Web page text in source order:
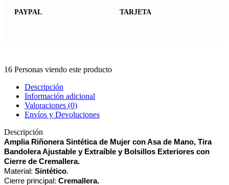
PAYPAL TARJETA
16 Personas viendo este producto
Descripción
Información adicional
Valoraciones (0)
Envíos y Devoluciones
Descripción
Amplia Riñonera Sintética de Mujer con Asa de Mano, Tira
Bandolera Ajustable y Extraíble y Bolsillos Exteriores con
Cierre de Cremallera.
Material: Sintético.
Cierre principal: Cremallera.